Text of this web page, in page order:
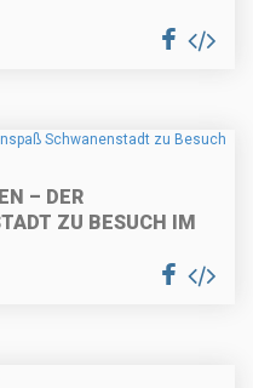
– DER
ZU BESUCH IM B